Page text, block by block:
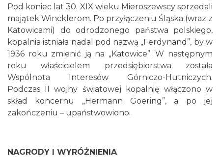
Pod koniec lat 30. XIX wieku Mieroszewscy sprzedali
majątek Wincklerom. Po przyłączeniu Śląska (wraz z
Katowicami) do odrodzonego państwa polskiego,
kopalnia istniała nadal pod nazwą „Ferdynand”, by w
1936 roku zmienić ją na „Katowice”. W następnym
roku właścicielem przedsiębiorstwa została
Wspólnota Interesów Górniczo-Hutniczych.
Podczas II wojny światowej kopalnię włączono w
skład koncernu „Hermann Goering”, a po jej
zakończeniu – upaństwowiono.
NAGRODY I WYRÓŻNIENIA